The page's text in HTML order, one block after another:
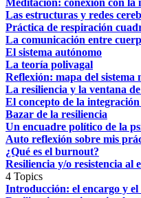
Meditación: conexión con la
Las estructuras y redes
Práctica de respiración
La comunicación entre
El sistema autónomo
La teoría polivagal
Reflexión: mapa del sistema
La resiliencia y la ventana
El concepto de la
Bazar de la resiliencia
Un encuadre político de la
Auto reflexión sobre mis
¿Qué es el burnout?
Resiliencia y/o resistencia al
4 Topics
Introducción: el encargo y